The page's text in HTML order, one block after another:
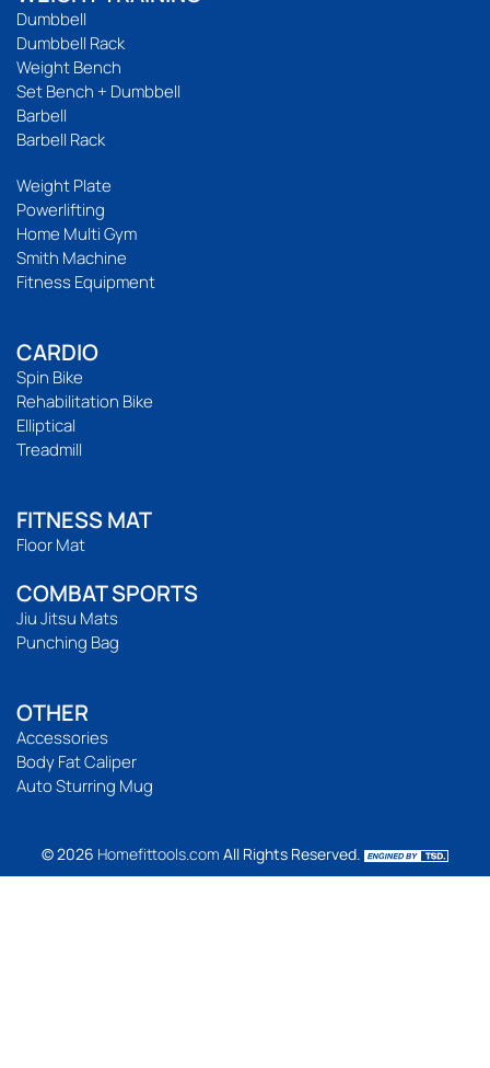
Dumbbell
Dumbbell Rack
Weight Bench
Set Bench + Dumbbell
Barbell
Barbell Rack
Weight Plate
Powerlifting
Home Multi Gym
Smith Machine
Fitness Equipment
CARDIO
Spin Bike
Rehabilitation Bike
Elliptical
Treadmill
FITNESS MAT
Floor Mat
COMBAT SPORTS
Jiu Jitsu Mats
Punching Bag
OTHER
Accessories
Body Fat Caliper
Auto Sturring Mug
© 2026 Homefittools.com All Rights Reserved.